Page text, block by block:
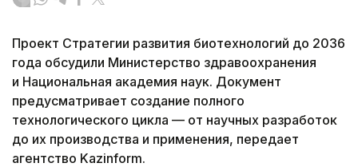
Проект Стратегии развития биотехнологий до 2036
года обсудили Министерство здравоохранения
и Национальная академия наук. Документ
предусматривает создание полного
технологического цикла — от научных разработок
до их производства и применения, передает
агентство Kazinform.